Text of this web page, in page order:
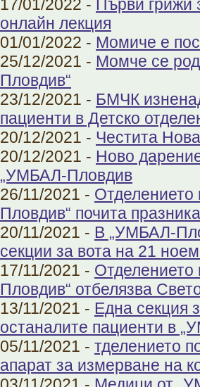
17/01/2022 - Първи грижи
онлайн лекция
01/01/2022 - Момиче е
25/12/2021 - Момче се
Пловдив“
23/12/2021 - БМЧК
пациенти в Детско
20/12/2021 - Честита
20/12/2021 - Ново
„УМБАЛ-Пловдив
26/11/2021 -
Пловдив“ почита
20/11/2021 - В „УМБАЛ-
секции за вота на 21
17/11/2021 -
Пловдив“ отбелязва
13/11/2021 - Една секция
останалите пациенти в
05/11/2021 - тделението
апарат за измерване на